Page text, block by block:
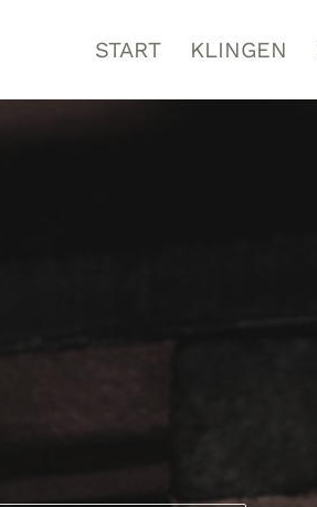
START KLINGEN